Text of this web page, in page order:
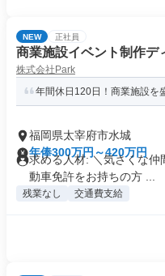
NEW 正社員
商業施設イベント制作デ
株式会社Park
年間休日120日！商業施設を
福岡県太宰府市水城
年俸300万円～420万円
求める人材: ＼気さくな仲
動車免許をお持ちの方 ...
残業なし 交通費支給